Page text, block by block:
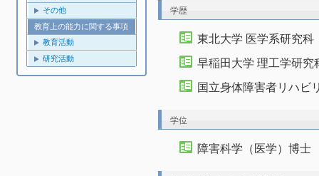
その他
教育上の能力に関する事項
教育活動
研究活動
学歴
東北大学 医学系研究科
早稲田大学 理工学研究
国立身体障害者リハビ
学位
障害科学（医学）博士